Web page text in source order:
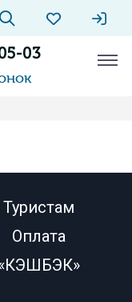
03
Туристам
Оплата